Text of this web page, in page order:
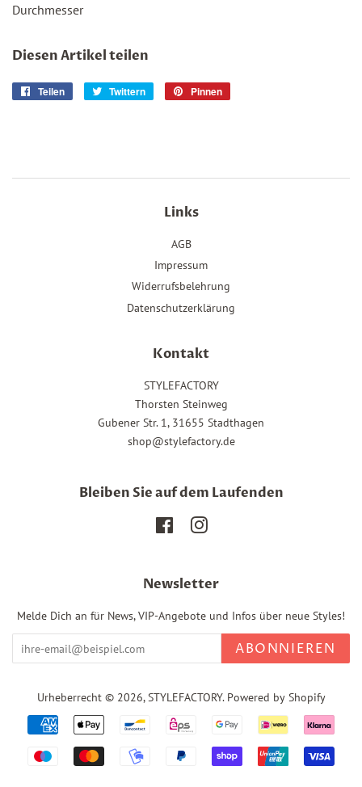
Durchmesser
Diesen Artikel teilen
Teilen Twittern Pinnen
Links
AGB
Impressum
Widerrufsbelehrung
Datenschutzerklärung
Kontakt
STYLEFACTORY
Thorsten Steinweg
Gubener Str. 1, 31655 Stadthagen
shop@stylefactory.de
Bleiben Sie auf dem Laufenden
FacebookInstagram
Newsletter
Melde Dich an für News, VIP-Angebote und Infos über neue Styles!
ABONNIEREN
Urheberrecht © 2026,STYLEFACTORY. Powered by Shopify
Zahlungsarten